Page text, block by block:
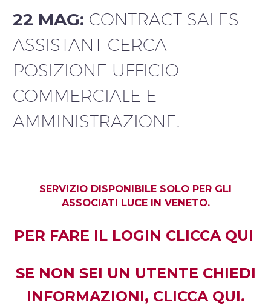
22 MAG: CONTRACT SALES
ASSISTANT CERCA
POSIZIONE UFFICIO
COMMERCIALE E
AMMINISTRAZIONE.
SERVIZIO DISPONIBILE SOLO PER GLI
ASSOCIATI LUCE IN VENETO.
PER FARE IL LOGIN CLICCA QUI
SE NON SEI UN UTENTE CHIEDI
INFORMAZIONI, CLICCA QUI.